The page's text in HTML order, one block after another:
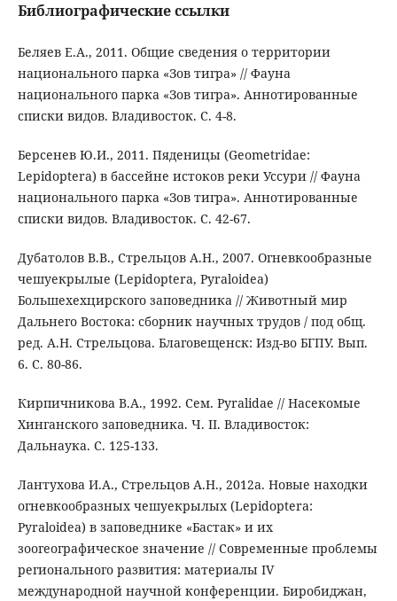
Библиографические ссылки
Беляев Е.А., 2011. Общие сведения о территории
национального парка «Зов тигра» // Фауна
национального парка «Зов тигра». Аннотированные
списки видов. Владивосток. С. 4-8.
Берсенев Ю.И., 2011. Пяденицы (Geometridae:
Lepidoptera) в бассейне истоков реки Уссури // Фауна
национального парка «Зов тигра». Аннотированные
списки видов. Владивосток. С. 42-67.
Дубатолов В.В., Стрельцов А.Н., 2007. Огневкообразные
чешуекрылые (Lepidoptera, Pyraloidea)
Большехехцирского заповедника // Животный мир
Дальнего Востока: сборник научных трудов / под общ.
ред. А.Н. Стрельцова. Благовещенск: Изд-во БГПУ. Вып.
6. С. 80-86.
Кирпичникова В.А., 1992. Сем. Pyralidae // Насекомые
Хинганского заповедника. Ч. II. Владивосток:
Дальнаука. С. 125-133.
Лантухова И.А., Стрельцов А.Н., 2012а. Новые находки
огневкообразных чешуекрылых (Lepidoptera:
Pyraloidea) в заповеднике «Бастак» и их
зоогеографическое значение // Современные проблемы
регионального развития: материалы IV
международной научной конференции. Биробиджан,